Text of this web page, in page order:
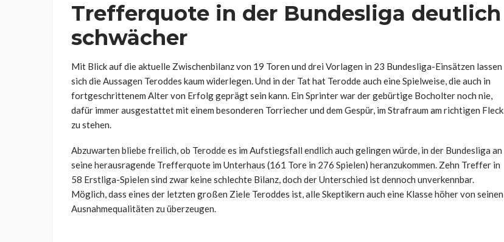
Trefferquote in der Bundesliga deutlich
schwächer
Mit Blick auf die aktuelle Zwischenbilanz von 19 Toren und drei Vorlagen in 23 Bundesliga-Einsätzen lassen
sich die Aussagen Teroddes kaum widerlegen. Und in der Tat hat Terodde auch eine Spielweise, die auch in
fortgeschrittenem Alter von Erfolg geprägt sein kann. Ein Sprinter war der gebürtige Bocholter noch nie,
dafür immer ausgestattet mit einem besonderen Torriecher und dem Gespür, im Strafraum am richtigen Fleck
zu stehen.
Abzuwarten bliebe freilich, ob Terodde es im Aufstiegsfall endlich auch gelingen würde, in der Bundesliga an
seine herausragende Trefferquote im Unterhaus (161 Tore in 276 Spielen) heranzukommen. Zehn Treffer in
58 Erstliga-Spielen sind zwar keine schlechte Bilanz, doch der Unterschied ist dennoch unverkennbar.
Möglich, dass eines der letzten großen Ziele Teroddes ist, alle Skeptikern auch eine Klasse höher von seinen
Ausnahmequalitäten zu überzeugen.